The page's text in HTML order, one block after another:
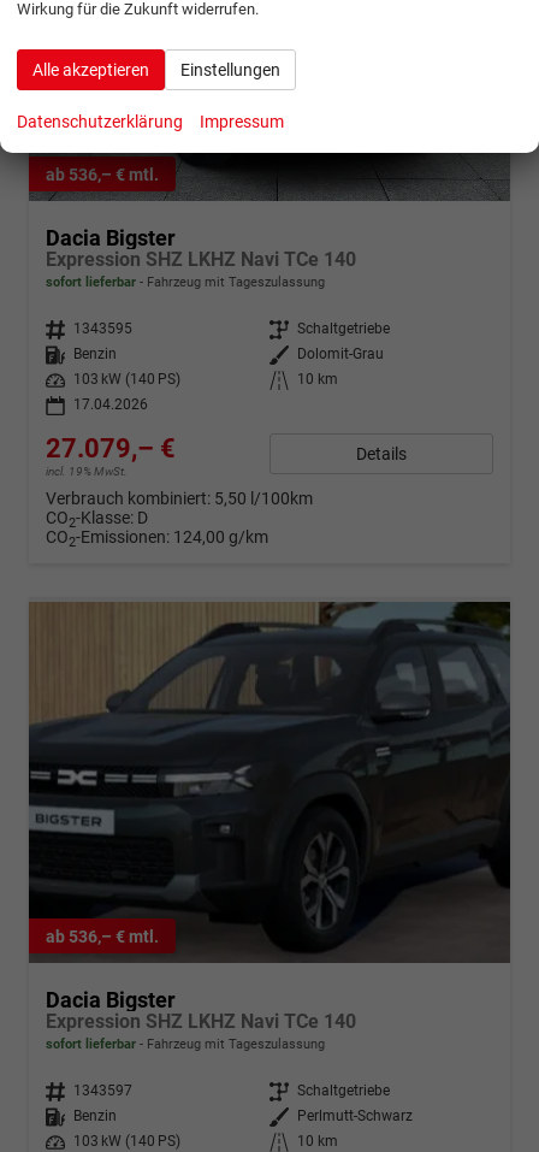
ab 536,– € mtl.
Dacia Bigster
Expression SHZ LKHZ Navi TCe 140
sofort lieferbar Fahrzeug mit Tageszulassung
Fahrzeugnr. 1343595 Getriebe Schaltgetriebe
Kraftstoff
Benzin Außenfarbe
Dolomit-Grau
Leistung
103 kW (140 PS) Kilometerstand
10 km
17.04.2026
27.079,– €
incl. 19% MwSt.
Details
Verbrauch kombiniert: 5,50 l/100km
CO2-Klasse: D
CO2-Emissionen: 124,00 g/km
ab 536,– € mtl.
Dacia Bigster
Expression SHZ LKHZ Navi TCe 140
sofort lieferbar Fahrzeug mit Tageszulassung
Fahrzeugnr. 1343597 Getriebe Schaltgetriebe
Kraftstoff
Benzin Außenfarbe
Perlmutt-Schwarz
Leistung
103 kW (140 PS) Kilometerstand
10 km
Wirkung für die Zukunft widerrufen.
Alle akzeptieren Einstellungen
Datenschutzerklärung Impressum